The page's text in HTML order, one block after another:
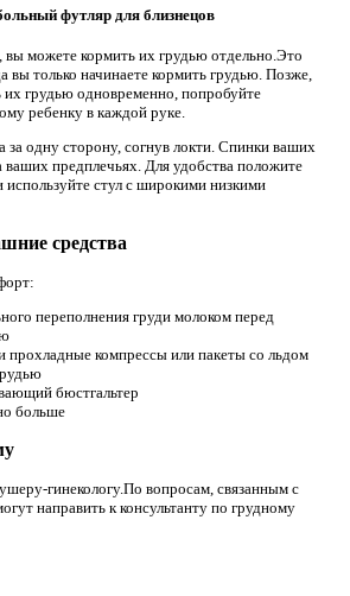
футляр для близнецов
вы можете кормить их грудью отдельно.Это
вы только начинаете кормить грудью. Позже,
их грудью одновременно, попробуйте
ребенку в каждой руке.
за одну сторону, согнув локти. Спинки ваших
предплечьях. Для удобства положите
используйте стул с широкими низкими
средства
переполнения груди молоком перед
прохладные компрессы или пакеты со льдом
бюстгальтер
больше
гинекологу.По вопросам, связанным с
направить к консультанту по грудному